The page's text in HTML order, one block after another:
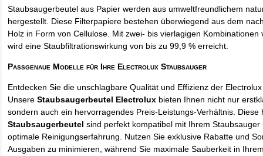
Staubsaugerbeutel aus Papier werden aus umweltfreundlichem
hergestellt. Diese Filterpapiere bestehen überwiegend aus dem
Holz in Form von Cellulose. Mit zwei- bis vierlagigen Kombinationen
wird eine Staubfiltrationswirkung von bis zu 99,9 % erreicht.
Passgenaue Modelle für Ihre Electrolux Staubsauger
Entdecken Sie die unschlagbare Qualität und Effizienz der
UnsereStaubsaugerbeutel Electrolux bieten Ihnen nicht nur
sondern auch ein hervorragendes Preis-Leistungs-Verhältnis. Diese
Staubsaugerbeutel sind perfekt kompatibel mit Ihrem
optimale Reinigungserfahrung. Nutzen Sie exklusive Rabatte und
Ausgaben zu minimieren, während Sie maximale Sauberkeit in